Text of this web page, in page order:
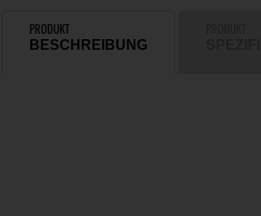
PRODUKT
BESCHREIBUNG